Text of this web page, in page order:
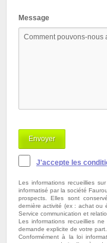
Message
J'accepte les
Les informations recueillies
informatisé par la société
prospects. Elles sont
dernière activité (ex : achat ou
Service communication et
Les informations recueillies
demande explicite de votre part.
Conformément à la loi